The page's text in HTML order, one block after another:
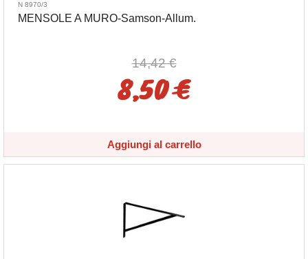
N 8970/3
MENSOLE A MURO-Samson-Allum.
14,42 €
8,50 €
Aggiungi al carrello